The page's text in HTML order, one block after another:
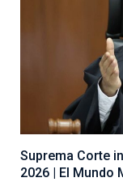
Suprema Corte
2026 | El Mundo